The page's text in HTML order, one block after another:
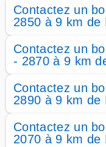
Contactez un
2850 à 9 km de
Contactez un
- 2870 à 9 km
Contactez un
2890 à 9 km de
Contactez un
2070 à 9 km de